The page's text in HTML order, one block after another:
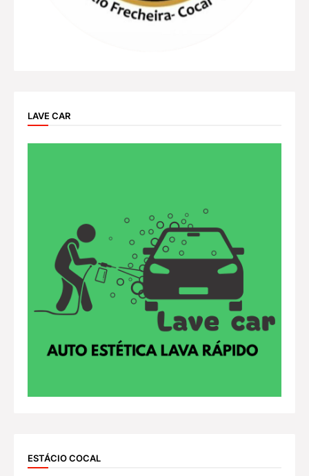
LAVE CAR
ESTÁCIO COCAL